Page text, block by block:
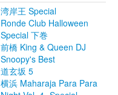
湾岸王 Special
Ronde Club Halloween
Special 下巻
前橋 King & Queen DJ
Snoopy's Best
道玄坂 5
横浜 Maharaja Para Para